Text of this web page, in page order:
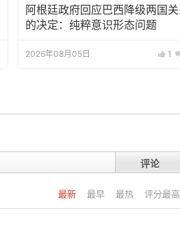
阿根廷政府回应巴西降级两国
的决定：纯粹意识形态问题
2026年08月05日 1
评论
最新 最早 最热 评分最高